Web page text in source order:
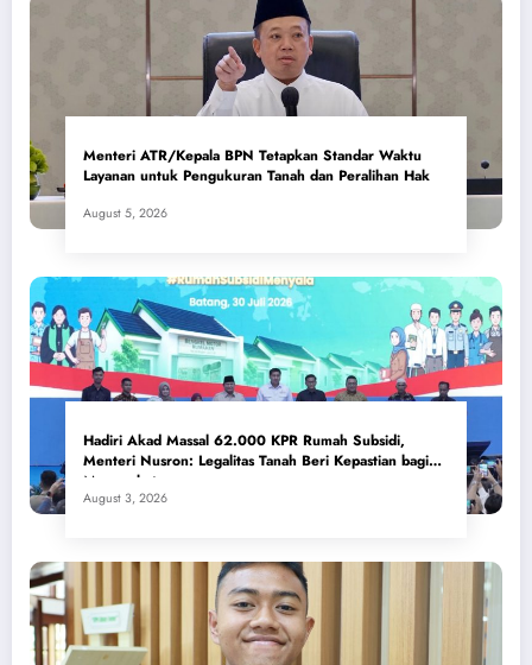
Menteri ATR/Kepala BPN Tetapkan Standar Waktu
Layanan untuk Pengukuran Tanah dan Peralihan Hak
August 5, 2026
Hadiri Akad Massal 62.000 KPR Rumah Subsidi,
Menteri Nusron: Legalitas Tanah Beri Kepastian bagi
Masyarakat
August 3, 2026